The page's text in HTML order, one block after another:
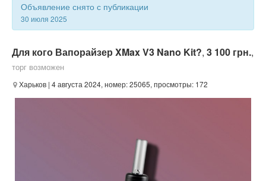
Объявление снято с публикации
30 июля 2025
Для кого Вапорайзер XMax V3 Nano Kit?, 3 100 грн.,
торг возможен
Харьков | 4 августа 2024, номер: 25065, просмотры: 172